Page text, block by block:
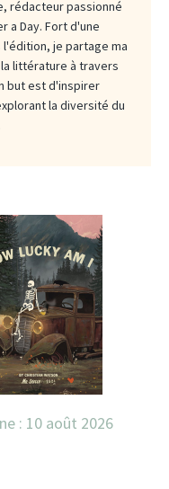
rédacteur passionné
a Day. Fort d'une
je partage ma
littérature à travers
but est d'inspirer
la diversité du
: 10 août 2026